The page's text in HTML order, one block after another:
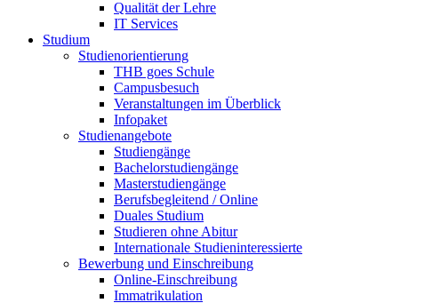
Qualität der Lehre
IT Services
Studium
Studienorientierung
THB goes Schule
Campusbesuch
Veranstaltungen im Überblick
Infopaket
Studienangebote
Studiengänge
Bachelorstudiengänge
Masterstudiengänge
Berufsbegleitend / Online
Duales Studium
Studieren ohne Abitur
Internationale Studieninteressierte
Bewerbung und Einschreibung
Online-Einschreibung
Immatrikulation